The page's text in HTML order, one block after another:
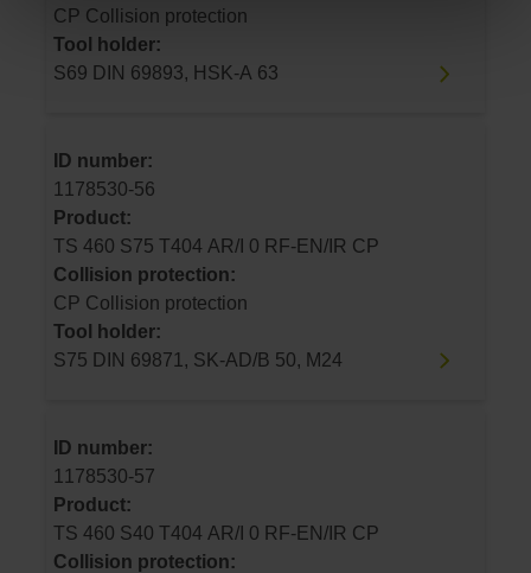
CP Collision protection
Tool holder:
S69 DIN 69893, HSK-A 63
ID number:
1178530-56
Product:
TS 460 S75 T404 AR/I 0 RF-EN/IR CP
Collision protection:
CP Collision protection
Tool holder:
S75 DIN 69871, SK-AD/B 50, M24
ID number:
1178530-57
Product:
TS 460 S40 T404 AR/I 0 RF-EN/IR CP
Collision protection: